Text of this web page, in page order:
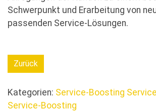
Schwerpunkt und Erarbeitung von
passenden Service-Lösungen.
Zurück
Kategorien: Service-Boosting
Service-Boosting